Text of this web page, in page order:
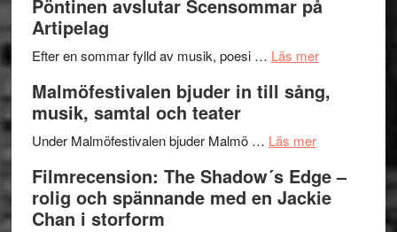
Delvis
genrens
terräng
på
Pöntinen avslutar Scensommar på
Artipelag
Efter en sommar fylld av musik, poesi … Läs merom
Endre,
Roland
Pöntinen
Malmöfestivalen bjuder in till sång,
musik, samtal och teater
Under Malmöfestivalen bjuder Malmö … Läs merom
bjuder
in
Filmrecension: The Shadow´s Edge –
rolig och spännande med en Jackie
Chan i storform